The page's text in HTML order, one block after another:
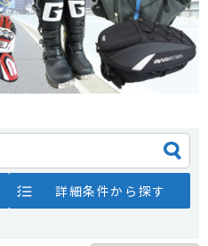
詳細条件から探す